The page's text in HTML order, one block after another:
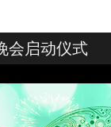
会启动仪式